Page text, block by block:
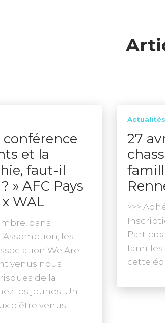
conférence
et la
faut-il
» AFC Pays
WAL
dans
les
We Are
venus nous
de la
les jeunes. Un
d’être venus
Actualités
27
>>>
familles
cette